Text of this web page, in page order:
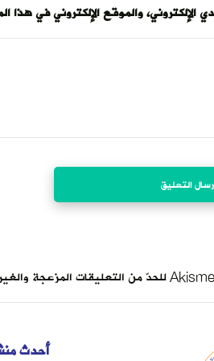
الإلكتروني، والموقع الإلكتروني في
أحدث